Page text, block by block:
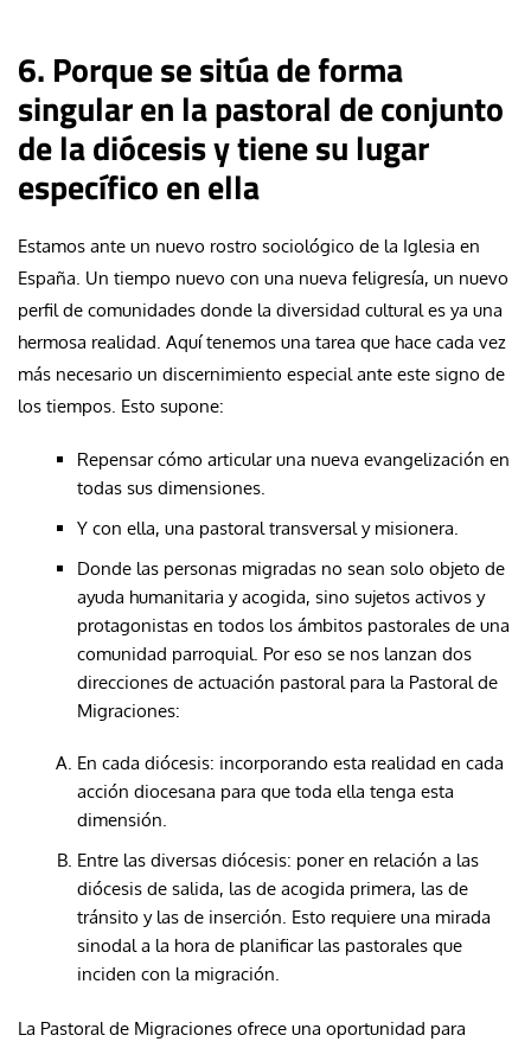
6. Porque se sitúa de forma
singular en la pastoral de conjunto
de la diócesis y tiene su lugar
específico en ella
Estamos ante un nuevo rostro sociológico de la Iglesia en
España. Un tiempo nuevo con una nueva feligresía, un nuevo
perfil de comunidades donde la diversidad cultural es ya una
hermosa realidad. Aquí tenemos una tarea que hace cada vez
más necesario un discernimiento especial ante este signo de
los tiempos. Esto supone:
Repensar cómo articular una nueva evangelización en
todas sus dimensiones.
Y con ella, una pastoral transversal y misionera.
Donde las personas migradas no sean solo objeto de
ayuda humanitaria y acogida, sino sujetos activos y
protagonistas en todos los ámbitos pastorales de una
comunidad parroquial. Por eso se nos lanzan dos
direcciones de actuación pastoral para la Pastoral de
Migraciones:
En cada diócesis: incorporando esta realidad en cada
acción diocesana para que toda ella tenga esta
dimensión.
Entre las diversas diócesis: poner en relación a las
diócesis de salida, las de acogida primera, las de
tránsito y las de inserción. Esto requiere una mirada
sinodal a la hora de planificar las pastorales que
inciden con la migración.
La Pastoral de Migraciones ofrece una oportunidad para